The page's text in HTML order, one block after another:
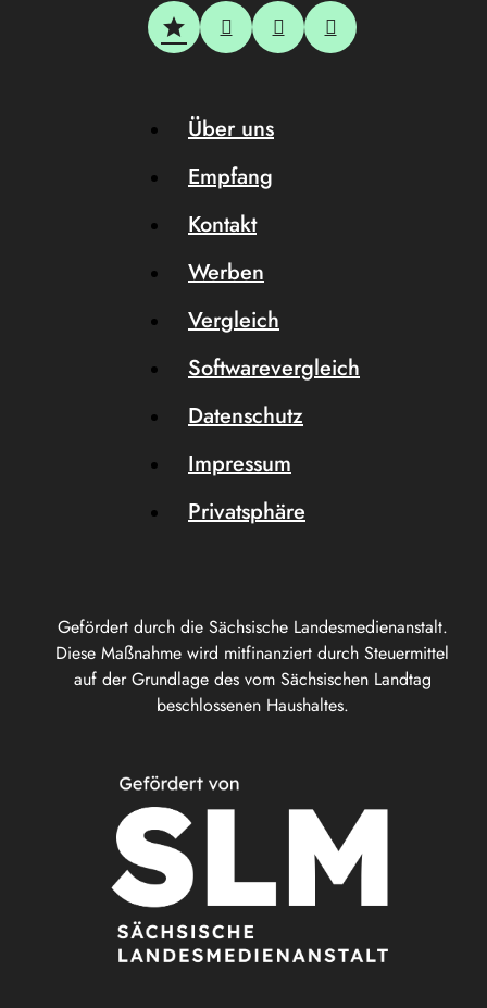
Gefördert durch die Sächsische Landesmedienanstalt.
Diese Maßnahme wird mitfinanziert durch Steuermittel
auf der Grundlage des vom Sächsischen Landtag
beschlossenen Haushaltes.
Über uns
Empfang
Kontakt
Werben
Vergleich
Softwarevergleich
Datenschutz
Impressum
Privatsphäre